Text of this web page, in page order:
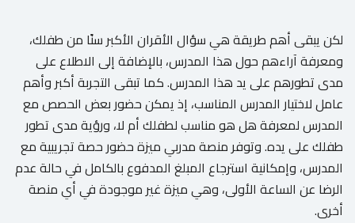
لكن يبقى أهم طريقة هي سؤال الأقران الأكبر سنًا من طفلك،
ومعرفة آراءهم حول هذا المدرس، بالإضافة إلى الاطلاع على
مدى تطورهم على يد هذا المدرس. كما تبقى التجربة أكبر وأهم
عامل لاختيار المدرس المناسب، إذ يمكن حضور بعض الحصص مع
المدرس لمعرفة هل هو مناسب لطفلك أم لا، ورؤية مدى تطور
طفلك على يده. وتوفر منصة مدربي ميزة حضور حصة تجريبية مع
المدرس، وإمكانية استرجاع المبلغ المدفوع بالكامل في حالة عدم
الرضا عن الساعة الأولى، وهي ميزة غير موجودة في أي منصة
أخرى.